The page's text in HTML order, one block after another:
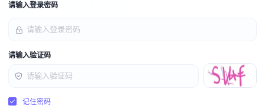
请输入登录密码
请输入验证码
记住密码